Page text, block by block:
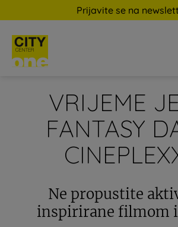
Prijavite se na
VRIJEME
FANTASY
Ne propustite
inspirirane filmom